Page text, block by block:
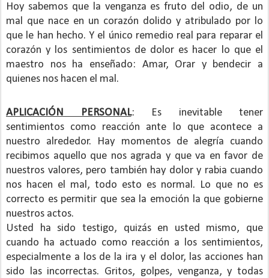
Hoy sabemos que la venganza es fruto del odio, de un
mal que nace en un corazón dolido y atribulado por lo
que le han hecho. Y el único remedio real para reparar el
corazón y los sentimientos de dolor es hacer lo que el
maestro nos ha enseñado: Amar, Orar y bendecir a
quienes nos hacen el mal.
APLICACIÓN PERSONAL: Es inevitable tener
sentimientos como reacción ante lo que acontece a
nuestro alrededor. Hay momentos de alegría cuando
recibimos aquello que nos agrada y que va en favor de
nuestros valores, pero también hay dolor y rabia cuando
nos hacen el mal, todo esto es normal. Lo que no es
correcto es permitir que sea la emoción la que gobierne
nuestros actos.
Usted ha sido testigo, quizás en usted mismo, que
cuando ha actuado como reacción a los sentimientos,
especialmente a los de la ira y el dolor, las acciones han
sido las incorrectas. Gritos, golpes, venganza, y todas